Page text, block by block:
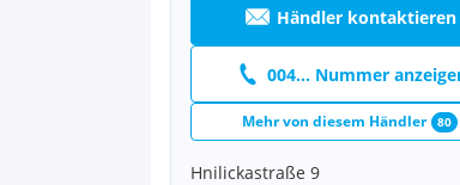
Händler kontaktieren
004... Nummer
Mehr von diesem Händler 80
Hnilickastraße 9